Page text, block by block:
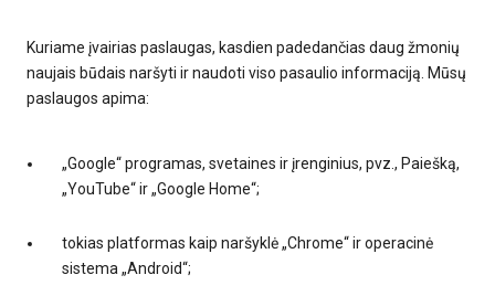
Kuriame įvairias paslaugas, kasdien padedančias daug žmonių
naujais būdais naršyti ir naudoti viso pasaulio informaciją. Mūsų
paslaugos apima:
„Google“ programas, svetaines ir įrenginius, pvz., Paiešką,
„YouTube“ ir „Google Home“;
tokias platformas kaip naršyklė „Chrome“ ir operacinė
sistema „Android“;